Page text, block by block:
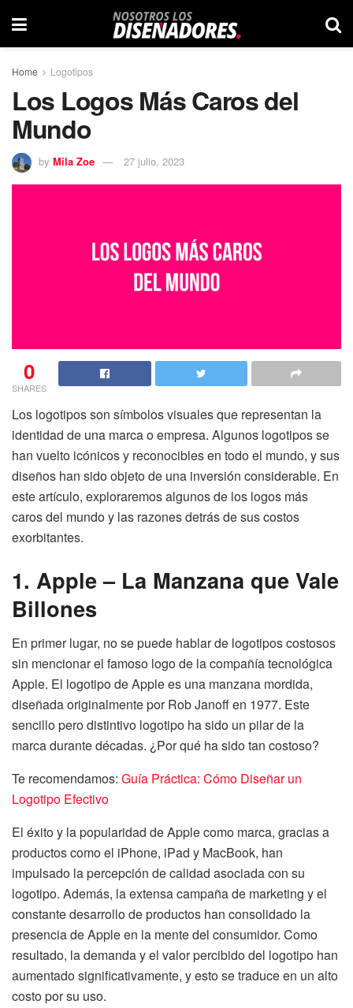
Home Logotipos
Los Logos Más Caros del
Mundo
by Mila Zoe 27 julio, 2023
0
SHARES
Los logotipos son símbolos visuales que representan la
identidad de una marca o empresa. Algunos logotipos se
han vuelto icónicos y reconocibles en todo el mundo, y sus
diseños han sido objeto de una inversión considerable. En
este artículo, exploraremos algunos de los logos más
caros del mundo y las razones detrás de sus costos
exorbitantes.
1. Apple – La Manzana que Vale
Billones
En primer lugar, no se puede hablar de logotipos costosos
sin mencionar el famoso logo de la compañía tecnológica
Apple. El logotipo de Apple es una manzana mordida,
diseñada originalmente por Rob Janoff en 1977. Este
sencillo pero distintivo logotipo ha sido un pilar de la
marca durante décadas. ¿Por qué ha sido tan costoso?
Te recomendamos: Guía Práctica: Cómo Diseñar un
Logotipo Efectivo
El éxito y la popularidad de Apple como marca, gracias a
productos como el iPhone, iPad y MacBook, han
impulsado la percepción de calidad asociada con su
logotipo. Además, la extensa campaña de marketing y el
constante desarrollo de productos han consolidado la
presencia de Apple en la mente del consumidor. Como
resultado, la demanda y el valor percibido del logotipo han
aumentado significativamente, y esto se traduce en un alto
costo por su uso.